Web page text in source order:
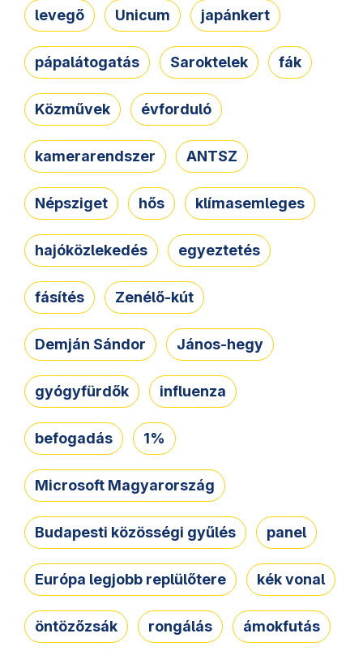
levegő Unicum japánkert
pápalátogatás Saroktelek fák
Közművek évforduló
kamerarendszer ANTSZ
Népsziget hős klímasemleges
hajóközlekedés egyeztetés
fásítés Zenélő-kút
Demján Sándor János-hegy
gyógyfürdők influenza
befogadás 1%
Microsoft Magyarország
Budapesti közösségi gyűlés panel
Európa legjobb replülőtere kék vonal
öntözőzsák rongálás ámokfutás